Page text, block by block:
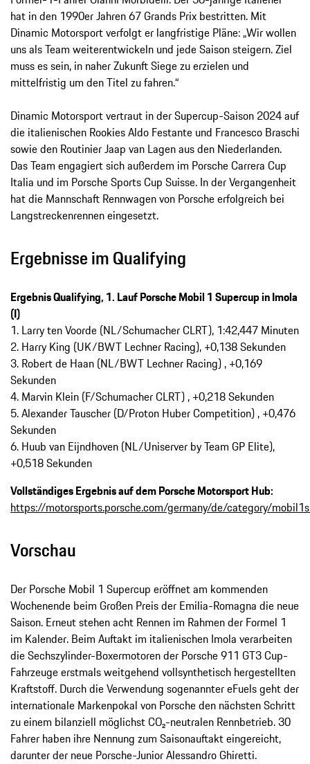
hat in den 1990er Jahren 67 Grands Prix bestritten. Mit
Dinamic Motorsport verfolgt er langfristige Pläne: „Wir wollen
uns als Team weiterentwickeln und jede Saison steigern. Ziel
muss es sein, in naher Zukunft Siege zu erzielen und
mittelfristig um den Titel zu fahren.“
Dinamic Motorsport vertraut in der Supercup-Saison 2024 auf
die italienischen Rookies Aldo Festante und Francesco Braschi
sowie den Routinier Jaap van Lagen aus den Niederlanden.
Das Team engagiert sich außerdem im Porsche Carrera Cup
Italia und im Porsche Sports Cup Suisse. In der Vergangenheit
hat die Mannschaft Rennwagen von Porsche erfolgreich bei
Langstreckenrennen eingesetzt.
Ergebnisse im Qualifying
Ergebnis Qualifying, 1. Lauf Porsche Mobil 1 Supercup in Imola
(I)
1. Larry ten Voorde (NL/Schumacher CLRT), 1:42,447 Minuten
2. Harry King (UK/BWT Lechner Racing), +0,138 Sekunden
3. Robert de Haan (NL/BWT Lechner Racing) , +0,169
Sekunden
4. Marvin Klein (F/Schumacher CLRT) , +0,218 Sekunden
5. Alexander Tauscher (D/Proton Huber Competition) , +0,476
Sekunden
6. Huub van Eijndhoven (NL/Uniserver by Team GP Elite),
+0,518 Sekunden
Vollständiges Ergebnis auf dem Porsche Motorsport Hub:
https://motorsports.porsche.com/germany/de/category/
Vorschau
Der Porsche Mobil 1 Supercup eröffnet am kommenden
Wochenende beim Großen Preis der Emilia-Romagna die neue
Saison. Erneut stehen acht Rennen im Rahmen der Formel 1
im Kalender. Beim Auftakt im italienischen Imola verarbeiten
die Sechszylinder-Boxermotoren der Porsche 911 GT3 Cup-
Fahrzeuge erstmals weitgehend vollsynthetisch hergestellten
Kraftstoff. Durch die Verwendung sogenannter eFuels geht der
internationale Markenpokal von Porsche den nächsten Schritt
zu einem bilanziell möglichst CO₂-neutralen Rennbetrieb. 30
Fahrer haben ihre Nennung zum Saisonauftakt eingereicht,
darunter der neue Porsche-Junior Alessandro Ghiretti.